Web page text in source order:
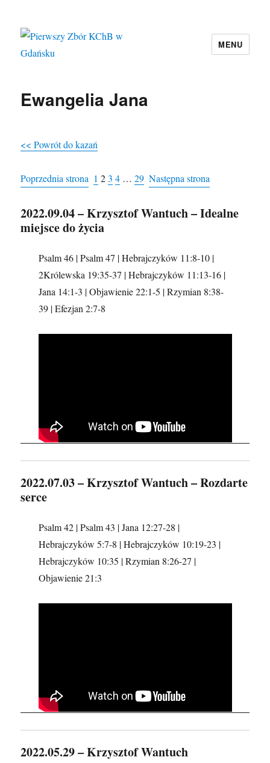
MENU
Ewangelia Jana
<< Powrót do kazań
Poprzednia strona 1 2 3 4 … 29 Następna strona
2022.09.04 – Krzysztof Wantuch – Idealne
miejsce do życia
Psalm 46 | Psalm 47 | Hebrajczyków 11:8-10 |
2Królewska 19:35-37 | Hebrajczyków 11:13-16 |
Jana 14:1-3 | Objawienie 22:1-5 | Rzymian 8:38-
39 | Efezjan 2:7-8
2022.07.03 – Krzysztof Wantuch – Rozdarte
serce
Psalm 42 | Psalm 43 | Jana 12:27-28 |
Hebrajczyków 5:7-8 | Hebrajczyków 10:19-23 |
Hebrajczyków 10:35 | Rzymian 8:26-27 |
Objawienie 21:3
2022.05.29 – Krzysztof Wantuch